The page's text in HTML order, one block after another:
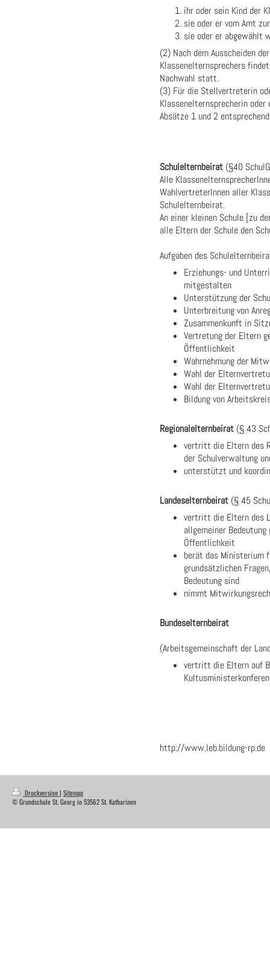
ihr oder sein Kind der
sie oder er vom Amt
sie oder er abgewählt
(2) Nach dem Ausscheiden
Klassenelternsprechers
Nachwahl statt.
(3) Für die Stellvertreterin
Klassenelternsprecherin
Absätze 1 und 2
Schulelternbeirat (§40
Alle
WahlvertreterInnen aller
Schulelternbeirat.
An einer kleinen Schule [zu
alle Eltern der Schule den
Aufgaben des
Erziehungs- und
mitgestalten
Unterstützung der
Unterbreitung von
Zusammenkunft in
Vertretung der Eltern
Öffentlichkeit
Wahrnehmung der
Wahl der
Wahl der
Bildung von
Regionalelternbeirat (§ 43
vertritt die Eltern des
der Schulverwaltung
unterstützt und
Landeselternbeirat (§ 45
vertritt die Eltern des
allgemeiner
Öffentlichkeit
berät das Ministerium
grundsätzlichen
Bedeutung sind
nimmt
Bundeselternbeirat
(Arbeitsgemeinschaft der
vertritt die Eltern auf
http://www.leb.bildung-rp.de
Druckversion| Sitemap
© Grundschule St. Georg in 53562 St. Katharinen